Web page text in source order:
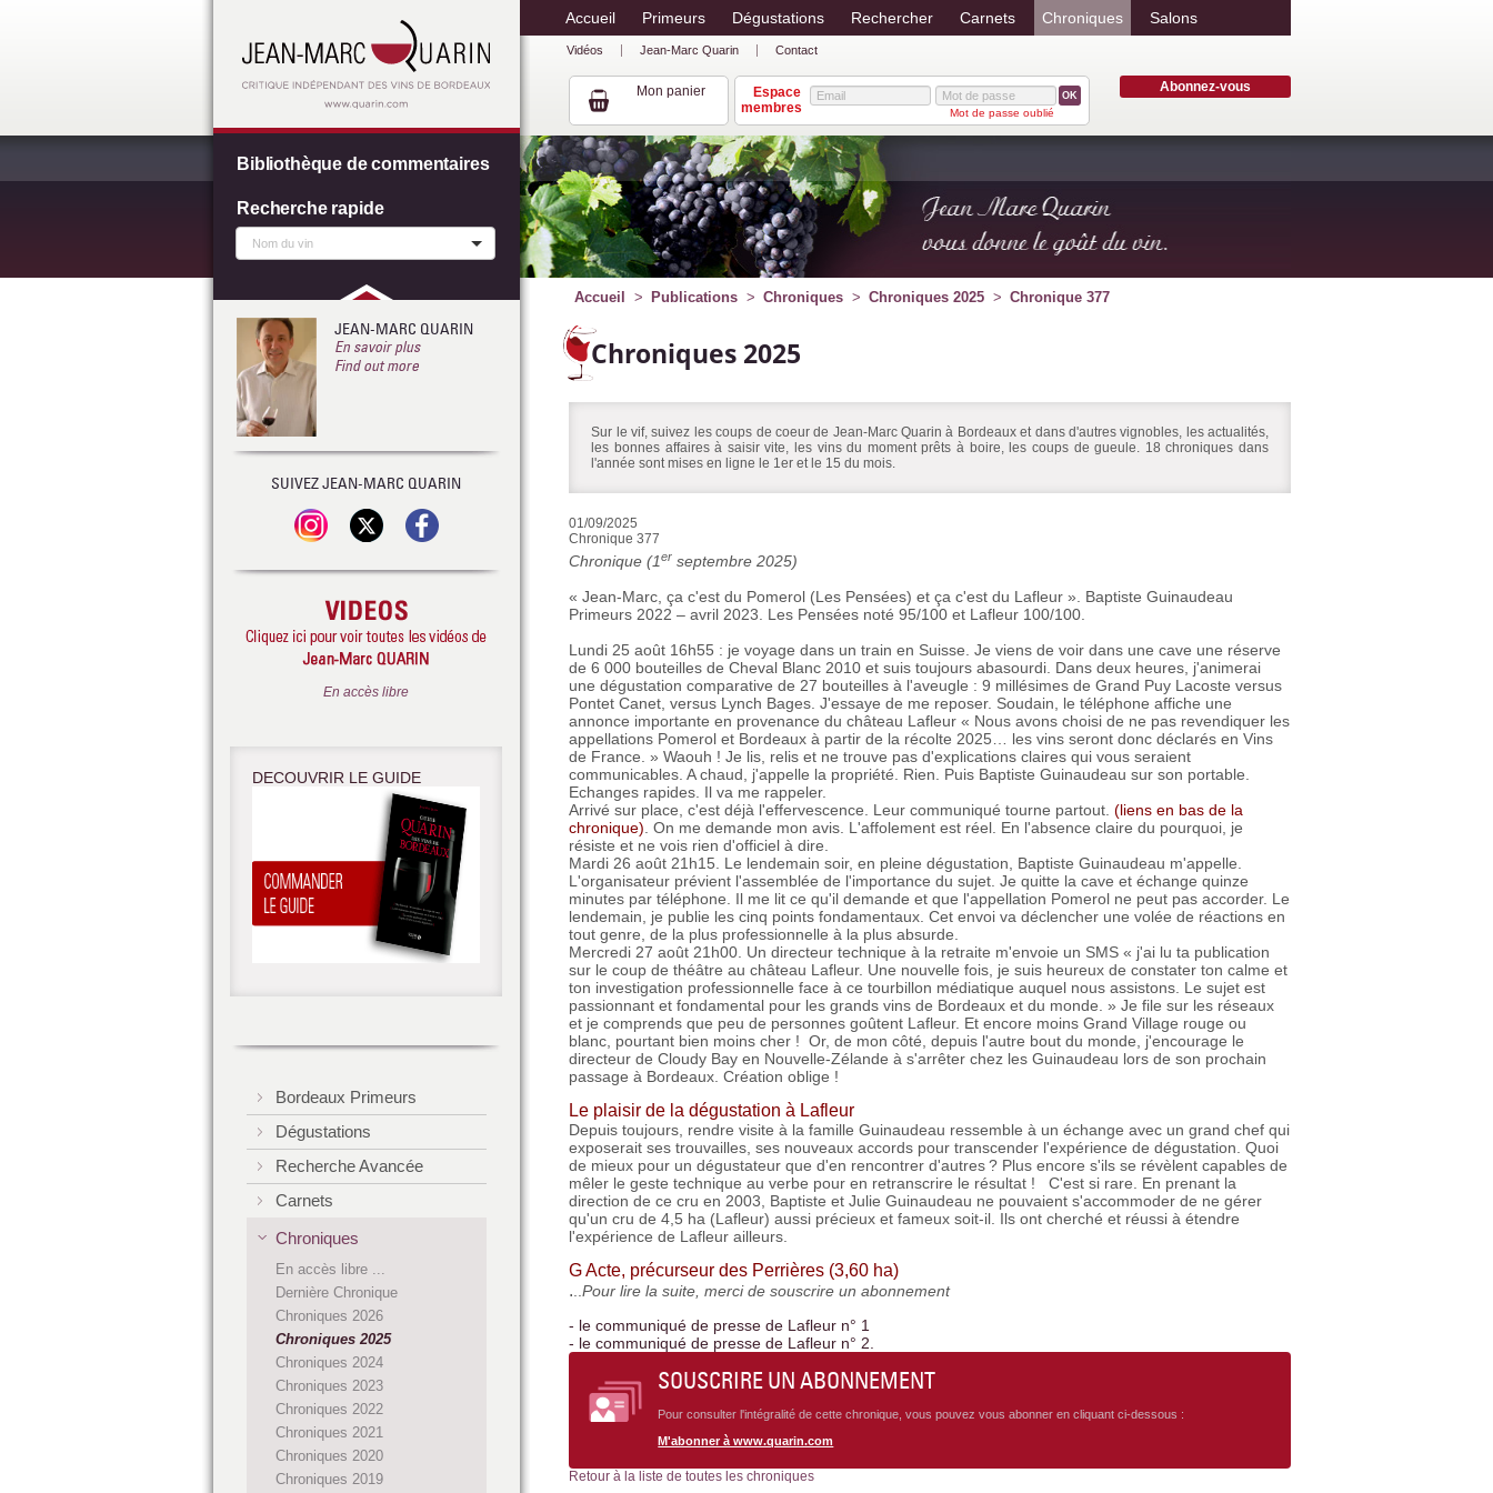
Accueil Primeurs Dégustations Rechercher Carnets Chroniques Salons
Vidéos Jean-Marc Quarin Contact
Mon panier Abonnez-vous
OK
Mot de passe oublié
Espace
membres
Accueil Publications Chroniques Chroniques 2025 Chronique 377
Chroniques 2025
Sur le vif, suivez les coups de coeur de Jean-Marc Quarin à Bordeaux et dans d'autres vignobles, les actualités,
les bonnes affaires à saisir vite, les vins du moment prêts à boire, les coups de gueule. 18 chroniques dans
l'année sont mises en ligne le 1er et le 15 du mois.
01/09/2025
Chronique 377
Chronique (1er septembre 2025)
« Jean-Marc, ça c'est du Pomerol (Les Pensées) et ça c'est du Lafleur ». Baptiste Guinaudeau
Primeurs 2022 – avril 2023. Les Pensées noté 95/100 et Lafleur 100/100.
Lundi 25 août 16h55 : je voyage dans un train en Suisse. Je viens de voir dans une cave une réserve
de 6 000 bouteilles de Cheval Blanc 2010 et suis toujours abasourdi. Dans deux heures, j'animerai
une dégustation comparative de 27 bouteilles à l'aveugle : 9 millésimes de Grand Puy Lacoste versus
Pontet Canet, versus Lynch Bages. J'essaye de me reposer. Soudain, le téléphone affiche une
annonce importante en provenance du château Lafleur « Nous avons choisi de ne pas revendiquer les
appellations Pomerol et Bordeaux à partir de la récolte 2025… les vins seront donc déclarés en Vins
de France. » Waouh ! Je lis, relis et ne trouve pas d'explications claires qui vous seraient
communicables. A chaud, j'appelle la propriété. Rien. Puis Baptiste Guinaudeau sur son portable.
Echanges rapides. Il va me rappeler.
Arrivé sur place, c'est déjà l'effervescence. Leur communiqué tourne partout.(liens en bas de la
chronique) . On me demande mon avis. L'affolement est réel. En l'absence claire du pourquoi, je
résiste et ne vois rien d'officiel à dire.
Mardi 26 août 21h15. Le lendemain soir, en pleine dégustation, Baptiste Guinaudeau m'appelle.
L'organisateur prévient l'assemblée de l'importance du sujet. Je quitte la cave et échange quinze
minutes par téléphone. Il me lit ce qu'il demande et que l'appellation Pomerol ne peut pas accorder. Le
lendemain, je publie les cinq points fondamentaux. Cet envoi va déclencher une volée de réactions en
tout genre, de la plus professionnelle à la plus absurde.
Mercredi 27 août 21h00. Un directeur technique à la retraite m'envoie un SMS « j'ai lu ta publication
sur le coup de théâtre au château Lafleur. Une nouvelle fois, je suis heureux de constater ton calme et
ton investigation professionnelle face à ce tourbillon médiatique auquel nous assistons. Le sujet est
passionnant et fondamental pour les grands vins de Bordeaux et du monde. » Je file sur les réseaux
et je comprends que peu de personnes goûtent Lafleur. Et encore moins Grand Village rouge ou
blanc, pourtant bien moins cher ! Or, de mon côté, depuis l'autre bout du monde, j'encourage le
directeur de Cloudy Bay en Nouvelle-Zélande à s'arrêter chez les Guinaudeau lors de son prochain
passage à Bordeaux. Création oblige !
Le plaisir de la dégustation à Lafleur
Depuis toujours, rendre visite à la famille Guinaudeau ressemble à un échange avec un grand chef qui
exposerait ses trouvailles, ses nouveaux accords pour transcender l'expérience de dégustation. Quoi
de mieux pour un dégustateur que d'en rencontrer d'autres ? Plus encore s'ils se révèlent capables de
mêler le geste technique au verbe pour en retranscrire le résultat ! C'est si rare. En prenant la
direction de ce cru en 2003, Baptiste et Julie Guinaudeau ne pouvaient s'accommoder de ne gérer
qu'un cru de 4,5 ha (Lafleur) aussi précieux et fameux soit-il. Ils ont cherché et réussi à étendre
l'expérience de Lafleur ailleurs.
G Acte, précurseur des Perrières (3,60 ha)
. ..Pour lire la suite, merci de souscrire un abonnement
- le communiqué de presse de Lafleur n° 1
- le communiqué de presse de Lafleur n° 2.
SOUSCRIRE UN ABONNEMENT
Pour consulter l'intégralité de cette chronique, vous pouvez vous abonner en cliquant ci-dessous :
M'abonner à www.quarin.com
Retour à la liste de toutes les chroniques
Bibliothèque de commentaires
Recherche rapide
JEAN-MARC QUARIN
En savoir plus
Find out more
SUIVEZ JEAN-MARC QUARIN
En accès libre
DECOUVRIR LE GUIDE
Bordeaux Primeurs
Dégustations
Recherche Avancée
Carnets
Chroniques
En accès libre ...
Dernière Chronique
Chroniques 2026
Chroniques 2025
Chroniques 2024
Chroniques 2023
Chroniques 2022
Chroniques 2021
Chroniques 2020
Chroniques 2019